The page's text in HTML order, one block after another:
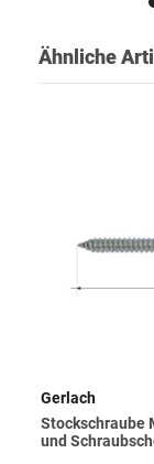
Ähnliche
Gerlach
Stockschraube
und